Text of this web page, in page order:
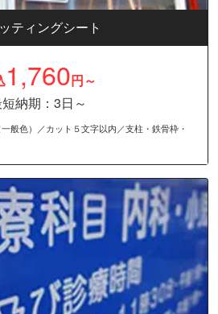
ティングシート
1,760円～
納期：3日～
般色）／カット５文字以内／支柱・鉄骨枠・